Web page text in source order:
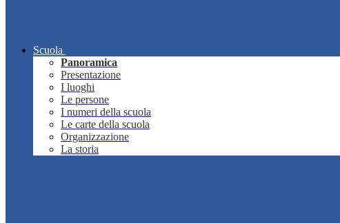
Scuola
Panoramica
Presentazione
I luoghi
Le persone
I numeri della scuola
Le carte della scuola
Organizzazione
La storia